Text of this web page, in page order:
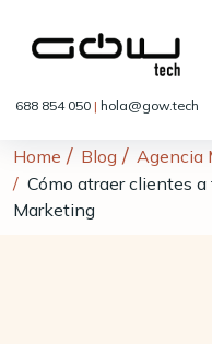
688 854 050 | hola@gow.tech
Home Blog
Agencia
Cómo atraer clientes
Marketing